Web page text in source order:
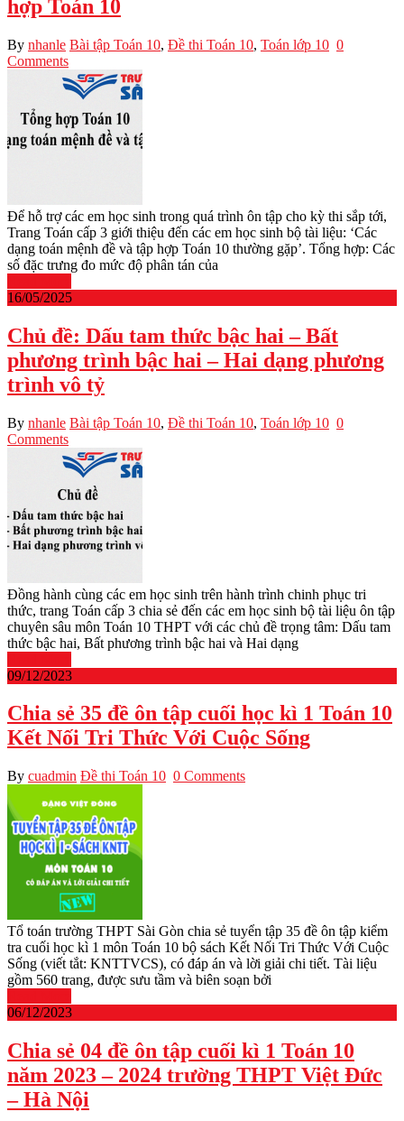
hợp Toán 10
By nhanle Bài tập Toán 10, Đề thi Toán 10, Toán lớp 10 0
Comments
Để hỗ trợ các em học sinh trong quá trình ôn tập cho kỳ thi sắp tới,
Trang Toán cấp 3 giới thiệu đến các em học sinh bộ tài liệu: ‘Các
dạng toán mệnh đề và tập hợp Toán 10 thường gặp’. Tổng hợp: Các
số đặc trưng đo mức độ phân tán của
16/05/2025
Chủ đề: Dấu tam thức bậc hai – Bất
phương trình bậc hai – Hai dạng phương
trình vô tỷ
By nhanle Bài tập Toán 10, Đề thi Toán 10, Toán lớp 10 0
Comments
Đồng hành cùng các em học sinh trên hành trình chinh phục tri
thức, trang Toán cấp 3 chia sẻ đến các em học sinh bộ tài liệu ôn tập
chuyên sâu môn Toán 10 THPT với các chủ đề trọng tâm: Dấu tam
thức bậc hai, Bất phương trình bậc hai và Hai dạng
09/12/2023
Chia sẻ 35 đề ôn tập cuối học kì 1 Toán 10
Kết Nối Tri Thức Với Cuộc Sống
By cuadmin Đề thi Toán 10 0 Comments
Tổ toán trường THPT Sài Gòn chia sẻ tuyển tập 35 đề ôn tập kiểm
tra cuối học kì 1 môn Toán 10 bộ sách Kết Nối Tri Thức Với Cuộc
Sống (viết tắt: KNTTVCS), có đáp án và lời giải chi tiết. Tài liệu
gồm 560 trang, được sưu tầm và biên soạn bởi
06/12/2023
Chia sẻ 04 đề ôn tập cuối kì 1 Toán 10
năm 2023 – 2024 trường THPT Việt Đức
– Hà Nội